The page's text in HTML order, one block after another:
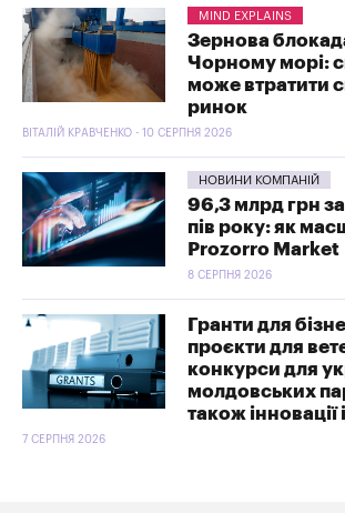
MIND EXPLAINS
Зернова
Чорному морі:
може втратити
ринок
ВІТАЛІЙ КРАВЧЕНКО - 10 СЕРПНЯ 2026
НОВИНИ КОМПАНІЙ
96,3 млрд грн
пів року: як
Prozorro Market
8 СЕРПНЯ 2026
Гранти для
проєкти для
конкурси для
молдовських
також інновації
7 СЕРПНЯ 2026